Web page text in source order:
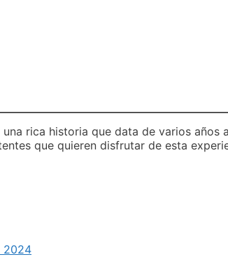
rica historia que data de varios años
que quieren disfrutar de esta
2024